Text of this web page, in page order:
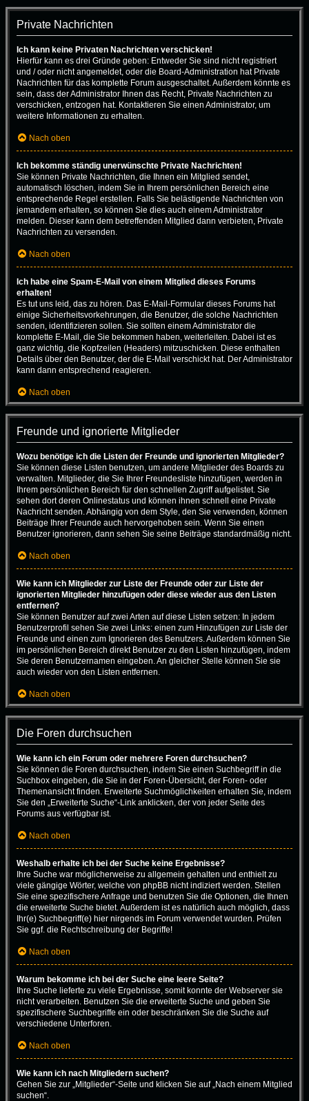
Private Nachrichten
Ich kann keine Privaten Nachrichten verschicken!
Hierfür kann es drei Gründe geben: Entweder Sie sind nicht registriert
und / oder nicht angemeldet, oder die Board-Administration hat Private
Nachrichten für das komplette Forum ausgeschaltet. Außerdem könnte es
sein, dass der Administrator Ihnen das Recht, Private Nachrichten zu
verschicken, entzogen hat. Kontaktieren Sie einen Administrator, um
weitere Informationen zu erhalten.
Nach oben
Ich bekomme ständig unerwünschte Private Nachrichten!
Sie können Private Nachrichten, die Ihnen ein Mitglied sendet,
automatisch löschen, indem Sie in Ihrem persönlichen Bereich eine
entsprechende Regel erstellen. Falls Sie belästigende Nachrichten von
jemandem erhalten, so können Sie dies auch einem Administrator
melden. Dieser kann dem betreffenden Mitglied dann verbieten, Private
Nachrichten zu versenden.
Nach oben
Ich habe eine Spam-E-Mail von einem Mitglied dieses Forums
erhalten!
Es tut uns leid, das zu hören. Das E-Mail-Formular dieses Forums hat
einige Sicherheitsvorkehrungen, die Benutzer, die solche Nachrichten
senden, identifizieren sollen. Sie sollten einem Administrator die
komplette E-Mail, die Sie bekommen haben, weiterleiten. Dabei ist es
ganz wichtig, die Kopfzeilen (Headers) mitzuschicken. Diese enthalten
Details über den Benutzer, der die E-Mail verschickt hat. Der Administrator
kann dann entsprechend reagieren.
Nach oben
Freunde und ignorierte Mitglieder
Wozu benötige ich die Listen der Freunde und ignorierten Mitglieder?
Sie können diese Listen benutzen, um andere Mitglieder des Boards zu
verwalten. Mitglieder, die Sie Ihrer Freundesliste hinzufügen, werden in
Ihrem persönlichen Bereich für den schnellen Zugriff aufgelistet. Sie
sehen dort deren Onlinestatus und können ihnen schnell eine Private
Nachricht senden. Abhängig von dem Style, den Sie verwenden, können
Beiträge Ihrer Freunde auch hervorgehoben sein. Wenn Sie einen
Benutzer ignorieren, dann sehen Sie seine Beiträge standardmäßig nicht.
Nach oben
Wie kann ich Mitglieder zur Liste der Freunde oder zur Liste der
ignorierten Mitglieder hinzufügen oder diese wieder aus den Listen
entfernen?
Sie können Benutzer auf zwei Arten auf diese Listen setzen: In jedem
Benutzerprofil sehen Sie zwei Links: einen zum Hinzufügen zur Liste der
Freunde und einen zum Ignorieren des Benutzers. Außerdem können Sie
im persönlichen Bereich direkt Benutzer zu den Listen hinzufügen, indem
Sie deren Benutzernamen eingeben. An gleicher Stelle können Sie sie
auch wieder von den Listen entfernen.
Nach oben
Die Foren durchsuchen
Wie kann ich ein Forum oder mehrere Foren durchsuchen?
Sie können die Foren durchsuchen, indem Sie einen Suchbegriff in die
Suchbox eingeben, die Sie in der Foren-Übersicht, der Foren- oder
Themenansicht finden. Erweiterte Suchmöglichkeiten erhalten Sie, indem
Sie den „Erweiterte Suche“-Link anklicken, der von jeder Seite des
Forums aus verfügbar ist.
Nach oben
Weshalb erhalte ich bei der Suche keine Ergebnisse?
Ihre Suche war möglicherweise zu allgemein gehalten und enthielt zu
viele gängige Wörter, welche von phpBB nicht indiziert werden. Stellen
Sie eine spezifischere Anfrage und benutzen Sie die Optionen, die Ihnen
die erweiterte Suche bietet. Außerdem ist es natürlich auch möglich, dass
Ihr(e) Suchbegriff(e) hier nirgends im Forum verwendet wurden. Prüfen
Sie ggf. die Rechtschreibung der Begriffe!
Nach oben
Warum bekomme ich bei der Suche eine leere Seite?
Ihre Suche lieferte zu viele Ergebnisse, somit konnte der Webserver sie
nicht verarbeiten. Benutzen Sie die erweiterte Suche und geben Sie
spezifischere Suchbegriffe ein oder beschränken Sie die Suche auf
verschiedene Unterforen.
Nach oben
Wie kann ich nach Mitgliedern suchen?
Gehen Sie zur „Mitglieder“-Seite und klicken Sie auf „Nach einem Mitglied
suchen“.